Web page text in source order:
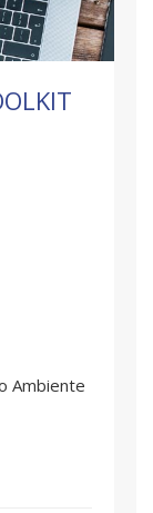
Ambiente